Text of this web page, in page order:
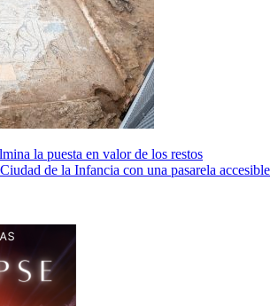
la puesta en valor de los restos
de la Infancia con una pasarela accesible